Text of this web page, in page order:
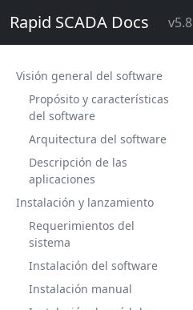
Rapid SCADA Docs v5.8
Visión general del software
Propósito y características
del software
Arquitectura del software
Descripción de las
aplicaciones
Instalación y lanzamiento
Requerimientos del
sistema
Instalación del software
Instalación manual